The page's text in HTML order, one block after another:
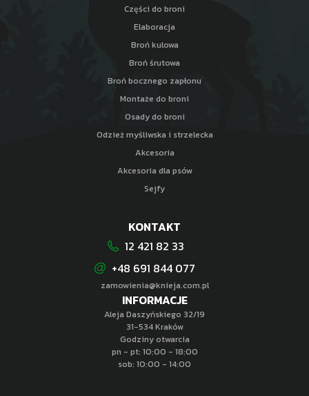
Części do broni
Elaboracja
Broń kulowa
Broń śrutowa
Broń bocznego zapłonu
Montaże do broni
Osady do broni
Odzież myśliwska i strzelecka
Akcesoria
Akcesoria dla psów
Sejfy
INFORMACJE
Aleja Daszyńskiego 32/19
31-534 Kraków
Godziny otwarcia
pn - pt: 10:00 - 18:00
sob: 10:00 - 14:00
KONTAKT
12 421 82 33
+48 691 844 077
zamowienia@knieja.com.pl